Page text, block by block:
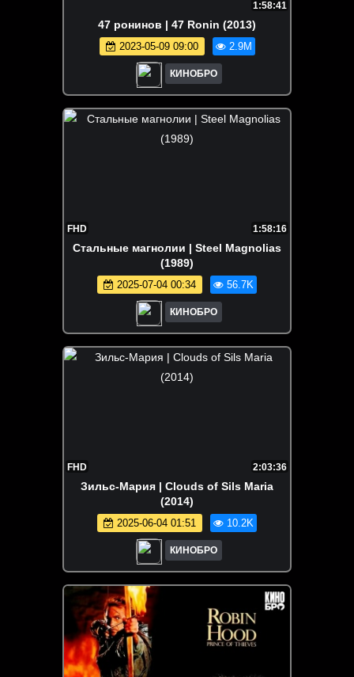
1:58:41
47 ронинов | 47 Ronin (2013)
2023-05-09 09:00 2.9M
КИНОБРО
FHD 1:58:16
Стальные магнолии | Steel Magnolias
(1989)
2025-07-04 00:34 56.7K
КИНОБРО
FHD 2:03:36
Зильс-Мария | Clouds of Sils Maria
(2014)
2025-06-04 01:51 10.2K
КИНОБРО